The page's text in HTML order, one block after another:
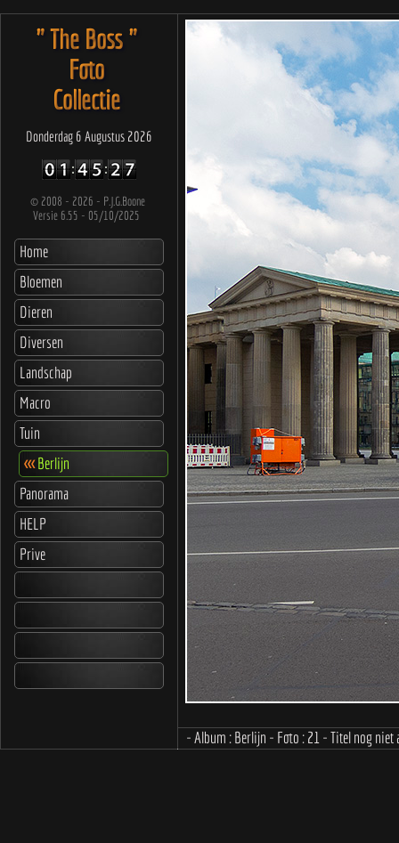
" The Boss "
Foto
Collectie
Donderdag 6 Augustus 2026
© 2008 - 2026 - P.J.G.Boone
Versie 6.55 - 05/10/2025
Home
Bloemen
Dieren
Diversen
Landschap
Macro
Tuin
<<<Berlijn
Panorama
HELP
Prive
- Album : Berlijn - Foto : 21 - Titel nog niet